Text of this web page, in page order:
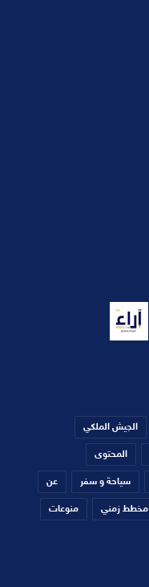
الجيش الملكي
المحتوى
سياحة و سفر عن
مخطط زمني منوعات